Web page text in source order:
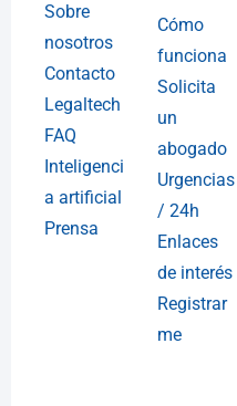
Sobre
nosotros
Contacto
Legaltech
FAQ
Inteligenci
a artificial
Prensa
Cómo
funciona
Solicita
un
abogado
Urgencias
/ 24h
Enlaces
de interés
Registrar
me